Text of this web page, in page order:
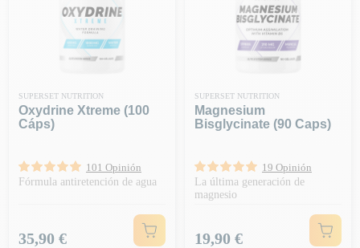
SUPERSET NUTRITION
Oxydrine Xtreme (100
Cáps)
101 Opinión
Fórmula antiretención de agua
Precio
35,90 €
SUPERSET NUTRITION
Magnesium
Bisglycinate (90 Caps)
19 Opinión
La última generación de
magnesio
Precio
19,90 €